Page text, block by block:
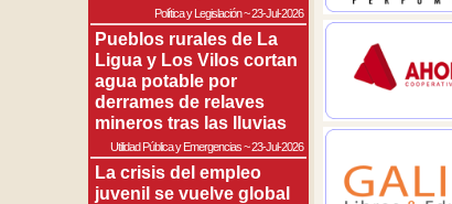
Política y Legislación~23-Jul-2026
Pueblos rurales de La
Ligua y Los Vilos cortan
agua potable por
derrames de relaves
mineros tras las lluvias
Utilidad Pública y Emergencias~23-Jul-2026
La crisis del empleo
juvenil se vuelve global